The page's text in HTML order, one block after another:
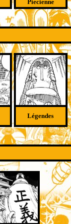
Piecienne
Légendes